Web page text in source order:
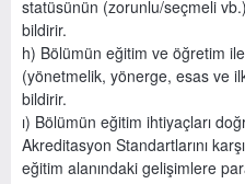
statüsünün (zorunlu/seçmeli vb.)
bildirir.
h) Bölümün eğitim ve öğretim
(yönetmelik, yönerge, esas ve
bildirir.
ı) Bölümün eğitim ihtiyaçları
Akreditasyon Standartlarını
eğitim alanındaki gelişimlere